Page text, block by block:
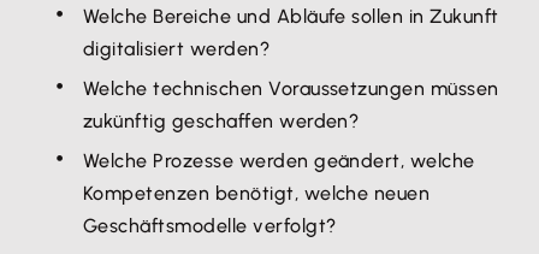
Welche Bereiche und Abläufe sollen in Zukunft
digitalisiert werden?
Welche technischen Voraussetzungen müssen
zukünftig geschaffen werden?
Welche Prozesse werden geändert, welche
Kompetenzen benötigt, welche neuen
Geschäftsmodelle verfolgt?